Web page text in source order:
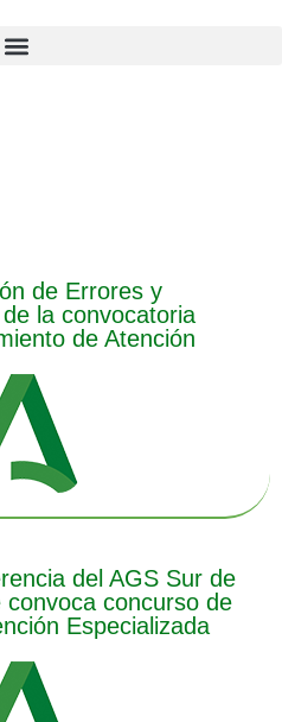
de Errores y
la convocatoria
de Atención
del AGS Sur de
concurso de
Especializada